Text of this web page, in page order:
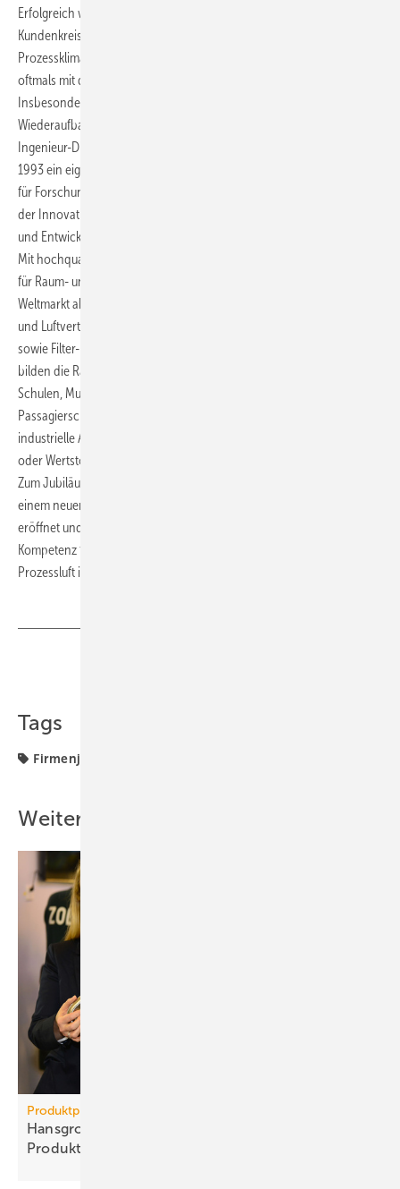
Erfolgreich wurden sowohl das Produktportfolio als auch der
Kundenkreis in Europa ausgebaut und neben der
Prozessklimatisierung zunehmend Raumklimaanlagen installiert,
oftmals mit dem von Dr. Klein entwickelten Induktionsprinzip.
Insbesondere in den Nachkriegsjahren wuchs die LTG durch den
Wiederaufbau oder Neubau von Fabriken und Verwaltungsgebäuden.
Ingenieur-Dienstleistungen, die Wurzel des Unternehmens, bilden seit
1993 ein eigenes Geschäftsfeld. Das eigene Labor ist eine solide Basis
für Forschung und Entwicklung und über 50 Patente sind Ausdruck
der Innovationskraft des Unternehmens. 1999 wurden alle Produkt-
und Entwicklungsaktivitäten in der LTG Aktiengesellschaft gebündelt.
Mit hochqualitativen Produkten und kundenspezifischen Lösungen
für Raum- und Prozessluft ist das Unternehmen bis heute auf dem
Weltmarkt aktiv. Kernprodukte sind dabei Luft-Wasser-, Luftdurchlass-
und Luftverteilungs-Systeme, Ventilatoren in allen gängigen Bauarten
sowie Filter- und Befeuchtungssysteme. Anwendungsschwerpunkte
bilden die Raumklimatisierung, beispielsweise in Büros, Hotels,
Schulen, Museen und Krankenhäusern, aber auch in
Passagierschiffen, Zügen und anderen Sondernutzungen sowie
industrielle Anwendungen in thermischen, verfahrenstechnischen
oder Wertstoffrückgewinnungs-Prozessen und Windsimulationen.
Zum Jubiläum wurden auch die Erweiterung der Laborflächen mit
einem neuen Kundenzentrum am Standort Stuttgart-Zuffenhausen
eröffnet und eine Überarbeitung des Firmenlogos vorgestellt, das die
Kompetenz für innovative lufttechnische Lösungen in der Raum- und
Prozessluft in moderner Form zum Ausdruck bringt.
Tags
Firmenjubiläum
Weitere Inhalte
Produktpiraterie
Hans­grohe Group – klarer Sieg ge­gen
Pro­dukt­pi­raten